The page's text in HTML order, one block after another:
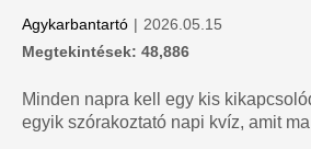
Agykarbantartó | 2026.05.15
Megtekintések: 48,886
Minden napra kell egy kis
egyik szórakoztató napi kvíz, amit